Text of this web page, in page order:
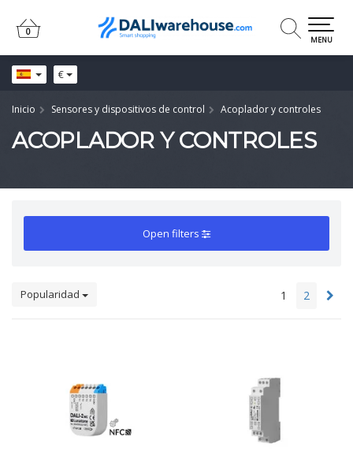
€
0
0
MENU
Inicio Sensores y dispositivos de control Acoplador y controles
ACOPLADOR Y CONTROLES
Open filters
Popularidad 1 2